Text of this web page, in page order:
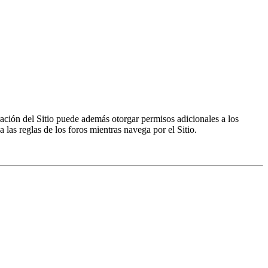
del Sitio puede además otorgar permisos adicionales a los
las reglas de los foros mientras navega por el Sitio.